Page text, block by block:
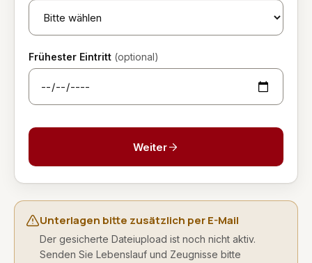
Frühester Eintritt (optional)
Weiter
Unterlagen bitte zusätzlich per E-Mail
Der gesicherte Dateiupload ist noch nicht aktiv.
Senden Sie Lebenslauf und Zeugnisse bitte